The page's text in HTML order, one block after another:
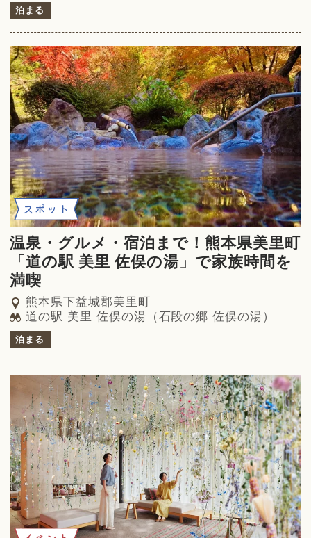
泊まる
スポット
温泉・グルメ・宿泊まで！熊本県美里町
「道の駅 美里 佐俣の湯」で家族時間を
満喫
熊本県下益城郡美里町
道の駅 美里 佐俣の湯（石段の郷 佐俣の湯）
泊まる